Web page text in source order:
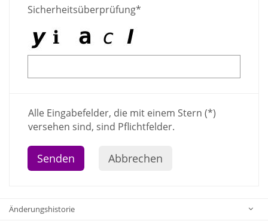
Sicherheitsüberprüfung*
Alle Eingabefelder, die mit einem Stern (*)
versehen sind, sind Pflichtfelder.
Abbrechen
Änderungshistorie